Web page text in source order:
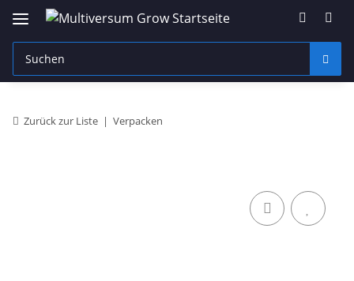
Zurück zur Liste Verpacken